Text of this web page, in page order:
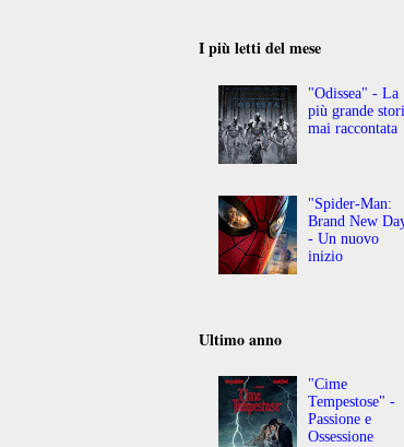
I più letti del mese
"Odissea" - La
più grande
mai raccontata
"Spider-Man:
Brand New
- Un nuovo
inizio
Ultimo anno
"Cime
Tempestose" -
Passione e
Ossessione